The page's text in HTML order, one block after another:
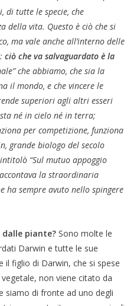
di tutte le specie, che
della vita. Questo è ciò che si
ma vale anche all’interno delle
ciò che va salvaguardato è la
che abbiamo, che sia la
il mondo, e che vincere le
superiori agli altri esseri
né in cielo né in terra;
per competizione, funziona
grande biologo del secolo
“Sul mutuo appoggio
la straordinaria
ha sempre avuto nello spingere
piante? Sono molte le
Darwin e tutte le sue
il figlio di Darwin, che si spese
non viene citato da
siamo di fronte ad uno degli